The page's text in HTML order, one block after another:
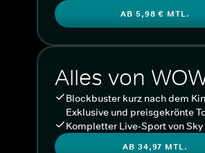
AB 5,98 € MTL.
Alles von
Blockbuster kurz nach dem
Exklusive und preisgekrönte
Kompletter Live-Sport von
AB 34,97 MTL.